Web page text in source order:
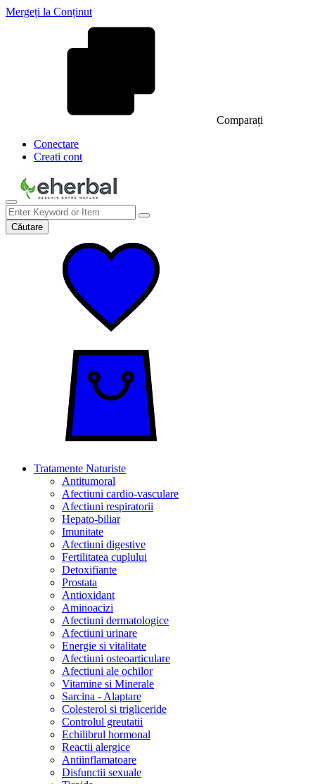
Mergeți la Conținut
Comparați
Conectare
Creati cont
Căutare
Tratamente Naturiste
Antitumoral
Afectiuni cardio-vasculare
Afectiuni respiratorii
Hepato-biliar
Imunitate
Afectiuni digestive
Fertilitatea cuplului
Detoxifiante
Prostata
Antioxidant
Aminoacizi
Afectiuni dermatologice
Afectiuni urinare
Energie si vitalitate
Afectiuni osteoarticulare
Afectiuni ale ochilor
Vitamine si Minerale
Sarcina - Alaptare
Colesterol si trigliceride
Controlul greutatii
Echilibrul hormonal
Reactii alergice
Antiinflamatoare
Disfunctii sexuale